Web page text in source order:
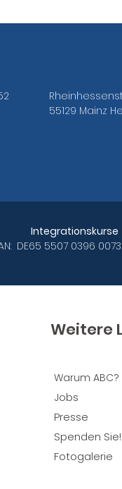
55129 Mainz
Integrationskurse
DE65 5507 0396
Weitere
Warum ABC?
Jobs
Presse
Spenden Sie!
Fotogalerie